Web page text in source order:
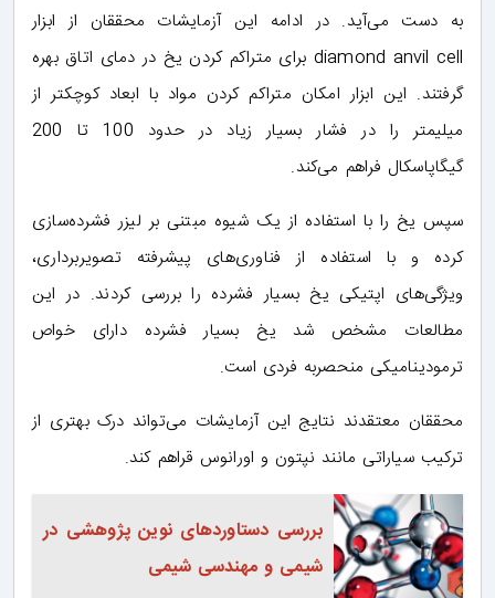
به دست می‌آید. در ادامه این آزمایشات محققان از ابزار
diamond anvil cell برای متراکم کردن یخ در دمای اتاق بهره
گرفتند. این ابزار امکان متراکم کردن مواد با ابعاد کوچکتر از
میلیمتر را در فشار بسیار زیاد در حدود 100 تا 200
گیگاپاسکال فراهم می‌کند.
سپس یخ را با استفاده از یک شیوه مبتنی بر لیزر فشرده‌سازی
کرده و با استفاده از فناوری‌های پیشرفته تصویربرداری،
ویژگی‌های اپتیکی یخ بسیار فشرده را بررسی کردند. در این
مطالعات مشخص شد یخ بسیار فشرده دارای خواص
ترمودینامیکی منحصربه فردی است.
محققان معتقدند نتایج این آزمایشات می‌تواند درک بهتری از
ترکیب سیاراتی مانند نپتون و اورانوس قراهم کند.
بررسی دستاوردهای نوین پژوهشی در
شیمی و مهندسی شیمی